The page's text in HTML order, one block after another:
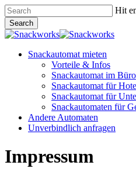
Skip
to
main
content
Hit
Search
Close
Menu
Snackautomat mieten
Vorteile & Infos
Snackautomat im Büro
Snackautomat für
Snackautomat für
Snackautomaten für
Andere Automaten
Unverbindlich anfragen
Impressum